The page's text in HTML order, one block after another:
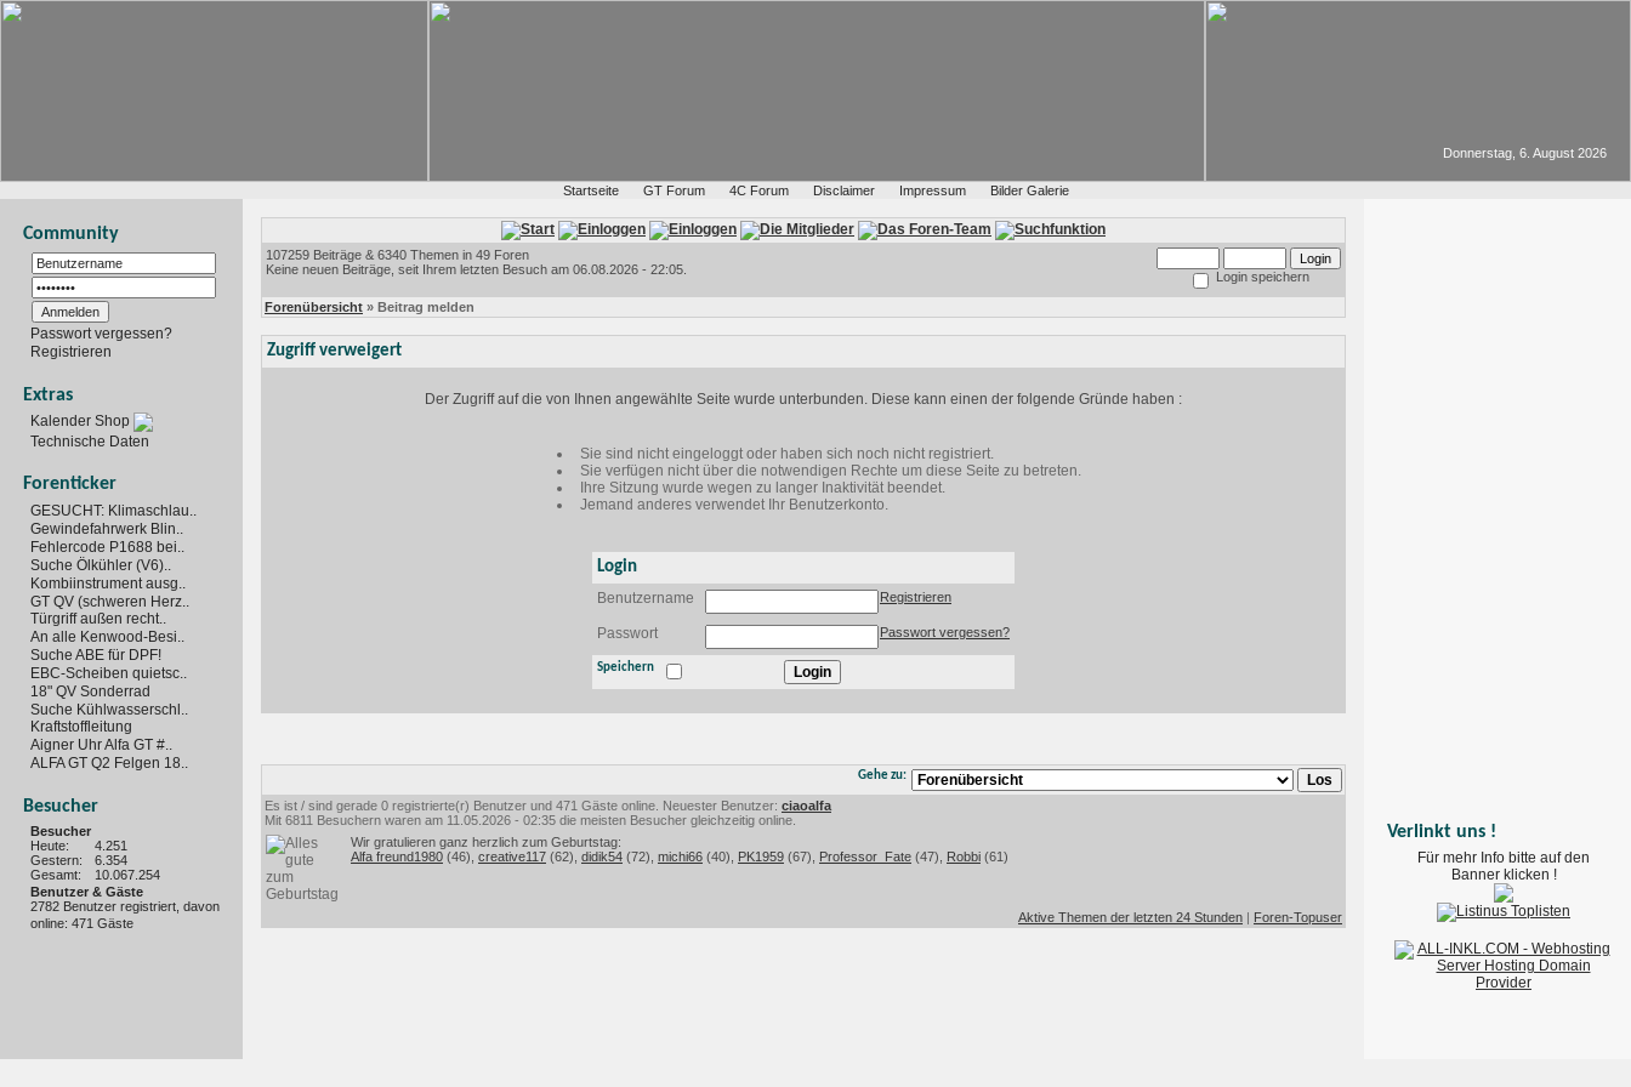
Startseite GT Forum 4C Forum Disclaimer Impressum Bilder Galerie
Donnerstag, 6. August 2026
Community
Passwort vergessen?
Registrieren
Extras
Kalender Shop
Technische Daten
Forenticker
GESUCHT: Klimaschlau..
Gewindefahrwerk Blin..
Fehlercode P1688 bei..
Suche Ölkühler (V6)..
Kombiinstrument ausg..
GT QV (schweren Herz..
Türgriff außen recht..
An alle Kenwood-Besi..
Suche ABE für DPF!
EBC-Scheiben quietsc..
18" QV Sonderrad
Suche Kühlwasserschl..
Kraftstoffleitung
Aigner Uhr Alfa GT #..
ALFA GT Q2 Felgen 18..
Besucher
Besucher
Heute:
4.251
Gestern:
6.354
Gesamt:
10.067.254
Benutzer & Gäste
2782 Benutzer registriert, davon
online: 471 Gäste
107259 Beiträge & 6340 Themen in 49 Foren
Keine neuen Beiträge, seit Ihrem letzten Besuch am 06.08.2026 - 22:05.
Login speichern
Forenübersicht » Beitrag melden
Zugriff verweigert
Der Zugriff auf die von Ihnen angewählte Seite wurde unterbunden. Diese kann einen der folgende Gründe haben :
Sie sind nicht eingeloggt oder haben sich noch nicht registriert.
Sie verfügen nicht über die notwendigen Rechte um diese Seite zu betreten.
Ihre Sitzung wurde wegen zu langer Inaktivität beendet.
Jemand anderes verwendet Ihr Benutzerkonto.
Login
Benutzername Registrieren
Passwort Passwort vergessen?
Speichern
Gehe zu:
Es ist / sind gerade 0 registrierte(r) Benutzer und 471 Gäste online. Neuester Benutzer: ciaoalfa
Mit 6811 Besuchern waren am 11.05.2026 - 02:35 die meisten Besucher gleichzeitig online.
Wir gratulieren ganz herzlich zum Geburtstag:
Alfa freund1980 (46), creative117 (62), didik54 (72), michi66 (40), PK1959 (67), Professor_Fate (47), Robbi (61)
Aktive Themen der letzten 24 Stunden | Foren-Topuser
Verlinkt uns !
Für mehr Info bitte auf den
Banner klicken !